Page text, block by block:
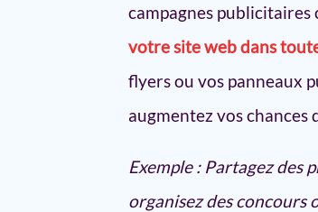
campagnes publicitaires
votre site web dans
flyers ou vos panneaux
augmentez vos chances
Exemple : Partagez des
organisez des concours